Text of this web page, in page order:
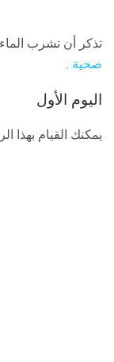
تذكر أن تشرب
صحية .
اليوم الأول
يمكنك القيام بهذا